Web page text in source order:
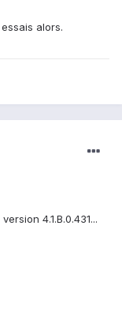
alors.
4.1.B.0.431...